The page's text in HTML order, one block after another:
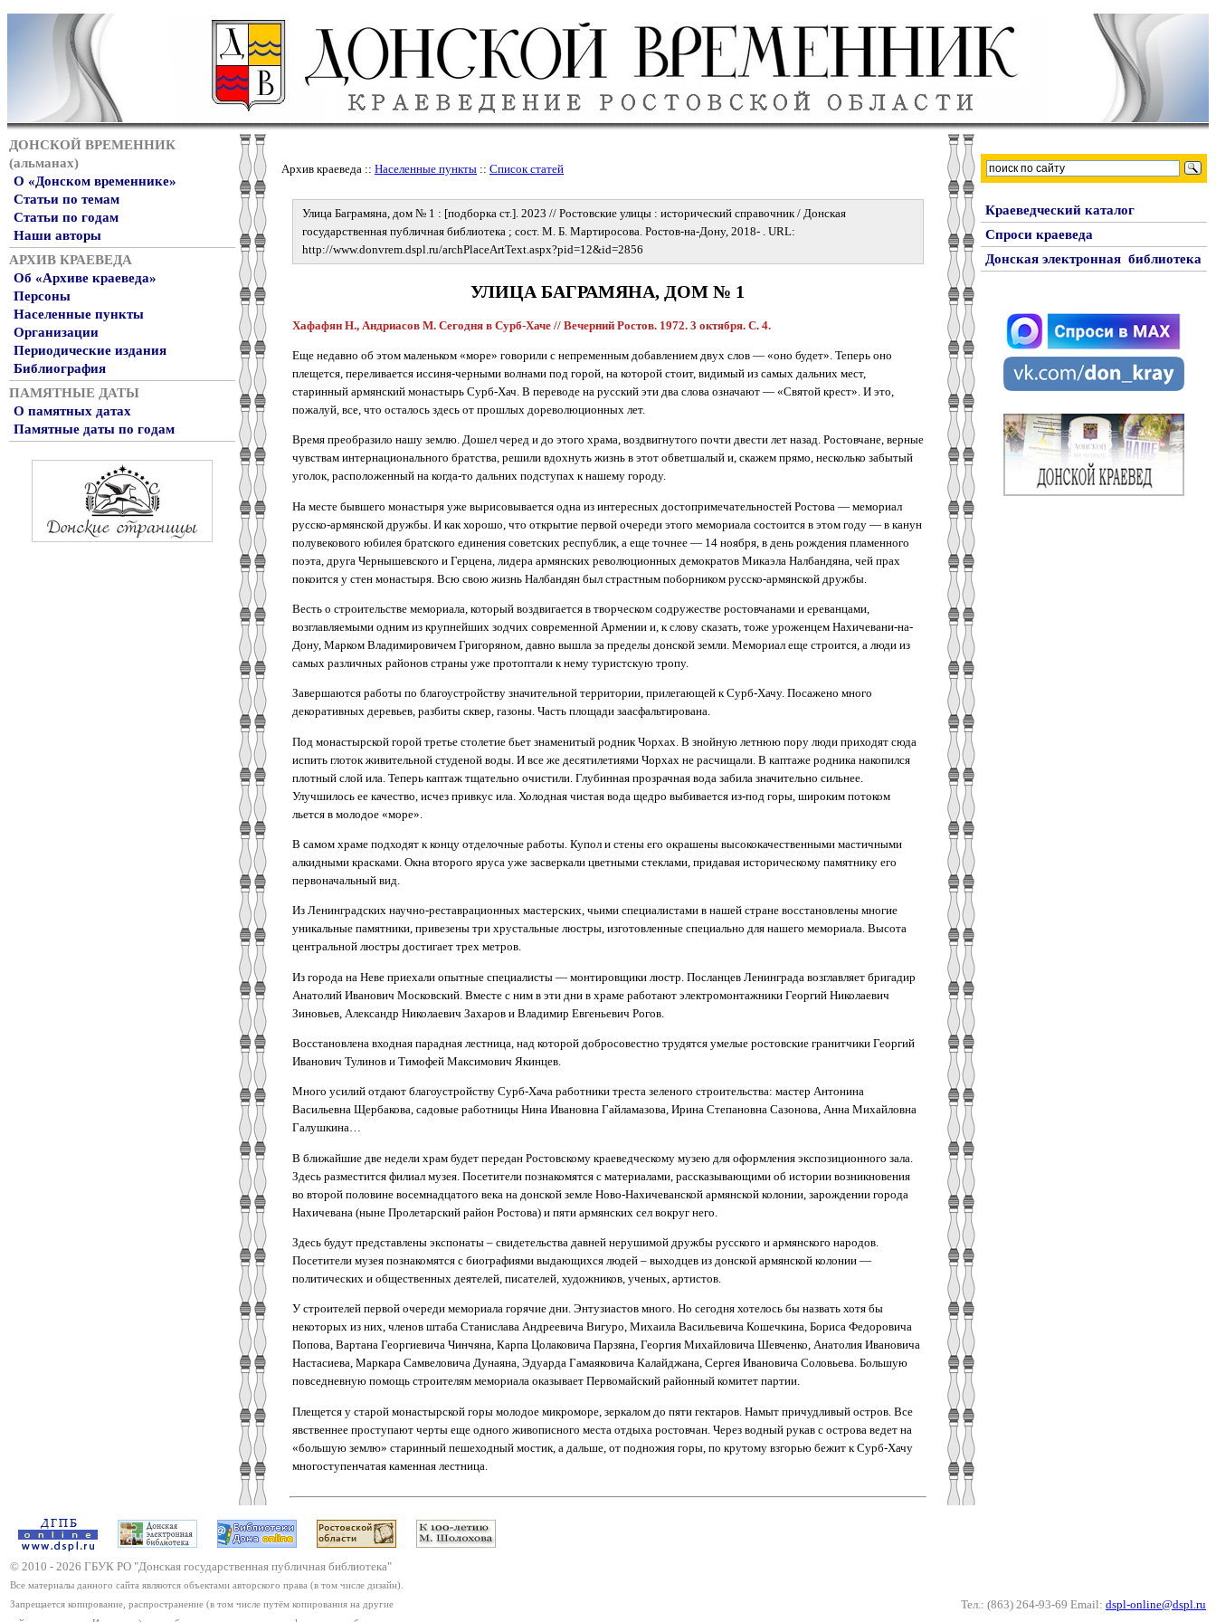
ДОНСКОЙ ВРЕМЕННИК
(альманах)
О «Донском временнике»
Статьи по темам
Статьи по годам
Наши авторы
АРХИВ КРАЕВЕДА
Об «Архиве краеведа»
Персоны
Населенные пункты
Организации
Периодические издания
Библиография
ПАМЯТНЫЕ ДАТЫ
О памятных датах
Памятные даты по годам
Архив краеведа :: Населенные пункты :: Список статей
Улица Баграмяна, дом № 1 : [подборка ст.]. 2023 // Ростовские улицы : исторический справочник / Донская
государственная публичная библиотека ; сост. М. Б. Мартиросова. Ростов-на-Дону, 2018- . URL:
http://www.donvrem.dspl.ru/archPlaceArtText.aspx?pid=12&id=2856
УЛИЦА БАГРАМЯНА, ДОМ № 1
Хафафян Н., Андриасов М. Сегодня в Сурб-Хаче // Вечерний Ростов. 1972. 3 октября. С. 4.
Еще недавно об этом маленьком «море» говорили с непременным добавлением двух слов — «оно будет». Теперь оно
плещется, переливается иссиня-черными волнами под горой, на которой стоит, видимый из самых дальних мест,
старинный армянский монастырь Сурб-Хач. В переводе на русский эти два слова означают — «Святой крест». И это,
пожалуй, все, что осталось здесь от прошлых дореволюционных лет.
Время преобразило нашу землю. Дошел черед и до этого храма, воздвигнутого почти двести лет назад. Ростовчане, верные
чувствам интернационального братства, решили вдохнуть жизнь в этот обветшалый и, скажем прямо, несколько забытый
уголок, расположенный на когда-то дальних подступах к нашему городу.
На месте бывшего монастыря уже вырисовывается одна из интересных достопримечательностей Ростова — мемориал
русско-армянской дружбы. И как хорошо, что открытие первой очереди этого мемориала состоится в этом году — в канун
полувекового юбилея братского единения советских республик, а еще точнее — 14 ноября, в день рождения пламенного
поэта, друга Чернышевского и Герцена, лидера армянских революционных демократов Микаэла Налбандяна, чей прах
покоится у стен монастыря. Всю свою жизнь Налбандян был страстным поборником русско-армянской дружбы.
Весть о строительстве мемориала, который воздвигается в творческом содружестве ростовчанами и ереванцами,
возглавляемыми одним из крупнейших зодчих современной Армении и, к слову сказать, тоже уроженцем Нахичевани-на-
Дону, Марком Владимировичем Григоряном, давно вышла за пределы донской земли. Мемориал еще строится, а люди из
самых различных районов страны уже протоптали к нему туристскую тропу.
Завершаются работы по благоустройству значительной территории, прилегающей к Сурб-Хачу. Посажено много
декоративных деревьев, разбиты сквер, газоны. Часть площади заасфальтирована.
Под монастырской горой третье столетие бьет знаменитый родник Чорхах. В знойную летнюю пору люди приходят сюда
испить глоток живительной студеной воды. И все же десятилетиями Чорхах не расчищали. В каптаже родника накопился
плотный слой ила. Теперь каптаж тщательно очистили. Глубинная прозрачная вода забила значительно сильнее.
Улучшилось ее качество, исчез привкус ила. Холодная чистая вода щедро выбивается из-под горы, широким потоком
льется в молодое «море».
В самом храме подходят к концу отделочные работы. Купол и стены его окрашены высококачественными мастичными
алкидными красками. Окна второго яруса уже засверкали цветными стеклами, придавая историческому памятнику его
первоначальный вид.
Из Ленинградских научно-реставрационных мастерских, чьими специалистами в нашей стране восстановлены многие
уникальные памятники, привезены три хрустальные люстры, изготовленные специально для нашего мемориала. Высота
центральной люстры достигает трех метров.
Из города на Неве приехали опытные специалисты — монтировщики люстр. Посланцев Ленинграда возглавляет бригадир
Анатолий Иванович Московский. Вместе с ним в эти дни в храме работают электромонтажники Георгий Николаевич
Зиновьев, Александр Николаевич Захаров и Владимир Евгеньевич Рогов.
Восстановлена входная парадная лестница, над которой добросовестно трудятся умелые ростовские гранитчики Георгий
Иванович Тулинов и Тимофей Максимович Якинцев.
Много усилий отдают благоустройству Сурб-Хача работники треста зеленого строительства: мастер Антонина
Васильевна Щербакова, садовые работницы Нина Ивановна Гайламазова, Ирина Степановна Сазонова, Анна Михайловна
Галушкина…
В ближайшие две недели храм будет передан Ростовскому краеведческому музею для оформления экспозиционного зала.
Здесь разместится филиал музея. Посетители познакомятся с материалами, рассказывающими об истории возникновения
во второй половине восемнадцатого века на донской земле Ново-Нахичеванской армянской колонии, зарождении города
Нахичевана (ныне Пролетарский район Ростова) и пяти армянских сел вокруг него.
Здесь будут представлены экспонаты – свидетельства давней нерушимой дружбы русского и армянского народов.
Посетители музея познакомятся с биографиями выдающихся людей – выходцев из донской армянской колонии —
политических и общественных деятелей, писателей, художников, ученых, артистов.
У строителей первой очереди мемориала горячие дни. Энтузиастов много. Но сегодня хотелось бы назвать хотя бы
некоторых из них, членов штаба Станислава Андреевича Вигуро, Михаила Васильевича Кошечкина, Бориса Федоровича
Попова, Вартана Георгиевича Чинчяна, Карпа Цолаковича Парзяна, Георгия Михайловича Шевченко, Анатолия Ивановича
Настасиева, Маркара Самвеловича Дунаяна, Эдуарда Гамаяковича Калайджана, Сергея Ивановича Соловьева. Большую
повседневную помощь строителям мемориала оказывает Первомайский районный комитет партии.
Плещется у старой монастырской горы молодое микроморе, зеркалом до пяти гектаров. Намыт причудливый остров. Все
явственнее проступают черты еще одного живописного места отдыха ростовчан. Через водный рукав с острова ведет на
«большую землю» старинный пешеходный мостик, а дальше, от подножия горы, по крутому взгорью бежит к Сурб-Хачу
многоступенчатая каменная лестница.
Краеведческий каталог
Спроси краеведа
Донская электронная библиотека
© 2010 - 2026 ГБУК РО "Донская государственная публичная библиотека"
Все материалы данного сайта являются объектами авторского права (в том числе дизайн).
Запрещается копирование, распространение (в том числе путём копирования на другие
Тел.: (863) 264-93-69 Email: dspl-online@dspl.ru